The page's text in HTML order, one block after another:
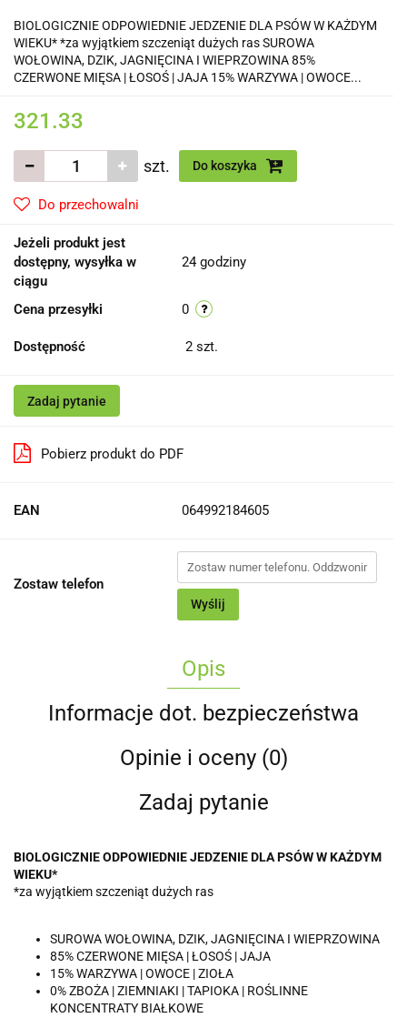
BIOLOGICZNIE ODPOWIEDNIE JEDZENIE DLA PSÓW W KAŻDYM
WIEKU* *za wyjątkiem szczeniąt dużych ras SUROWA
WOŁOWINA, DZIK, JAGNIĘCINA I WIEPRZOWINA 85%
CZERWONE MIĘSA | ŁOSOŚ | JAJA 15% WARZYWA | OWOCE...
321.33
szt. Do koszyka
Do przechowalni
Jeżeli produkt jest
dostępny, wysyłka w
ciągu
24 godziny
Cena przesyłki 0
Dostępność 2 szt.
Zadaj pytanie
Pobierz produkt do PDF
EAN 064992184605
Zostaw telefon
Wyślij
Opis
Informacje dot. bezpieczeństwa
Opinie i oceny (0)
Zadaj pytanie
BIOLOGICZNIE ODPOWIEDNIE JEDZENIE DLA PSÓW W KAŻDYM
WIEKU*
*za wyjątkiem szczeniąt dużych ras
SUROWA WOŁOWINA, DZIK, JAGNIĘCINA I WIEPRZOWINA
85% CZERWONE MIĘSA | ŁOSOŚ | JAJA
15% WARZYWA | OWOCE | ZIOŁA
0% ZBOŻA | ZIEMNIAKI | TAPIOKA | ROŚLINNE
KONCENTRATY BIAŁKOWE